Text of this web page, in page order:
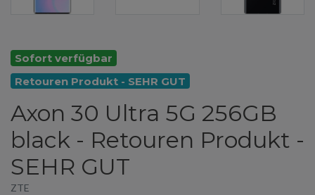
Sofort verfügbar
Retouren Produkt - SEHR GUT
Axon 30 Ultra 5G 256GB
black - Retouren Produkt -
SEHR GUT
ZTE